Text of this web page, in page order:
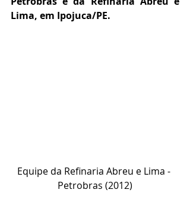
Lima, em Ipojuca/PE.
Equipe da Refinaria Abreu e Lima -
Petrobras (2012)